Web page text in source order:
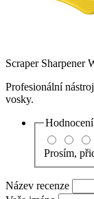
Scraper Sharpener
Profesionální
vosky.
Hodnocení
Prosím,
Název recenze